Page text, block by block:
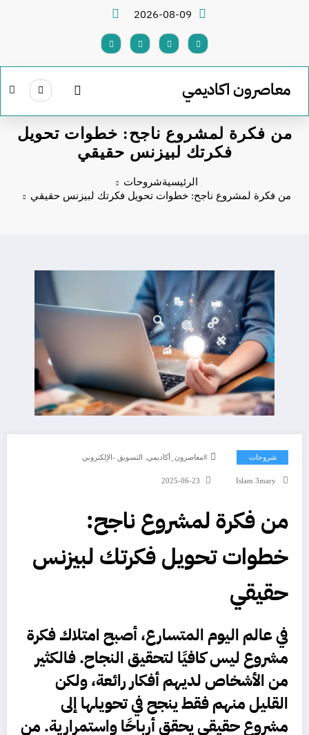
2026-08-09
معاصرون اكاديمي
من فكرة لمشروع ناجح: خطوات تحويل
فكرتك لبيزنس حقيقي
الرئيسيةشروحات
من فكرة لمشروع ناجح: خطوات تحويل فكرتك لبيزنس حقيقي
شروحات #معاصرون_أكاديمي, التسويق -الإلكتروني
Islam 3mary
2025-06-23
من فكرة لمشروع ناجح:
خطوات تحويل فكرتك لبيزنس
حقيقي
في عالم اليوم المتسارع، أصبح امتلاك فكرة
مشروع ليس كافيًا لتحقيق النجاح. فالكثير
من الأشخاص لديهم أفكار رائعة، ولكن
القليل منهم فقط ينجح في تحويلها إلى
مشروع حقيقي يحقق أرباحًا واستمرارية. من